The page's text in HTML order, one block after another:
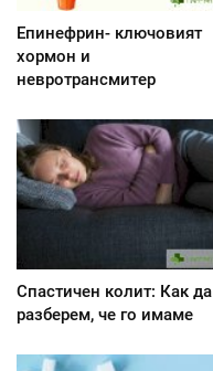
Епинефрин- ключовият
хормон и
невротрансмитер
Спастичен колит: Как да
разберем, че го имаме